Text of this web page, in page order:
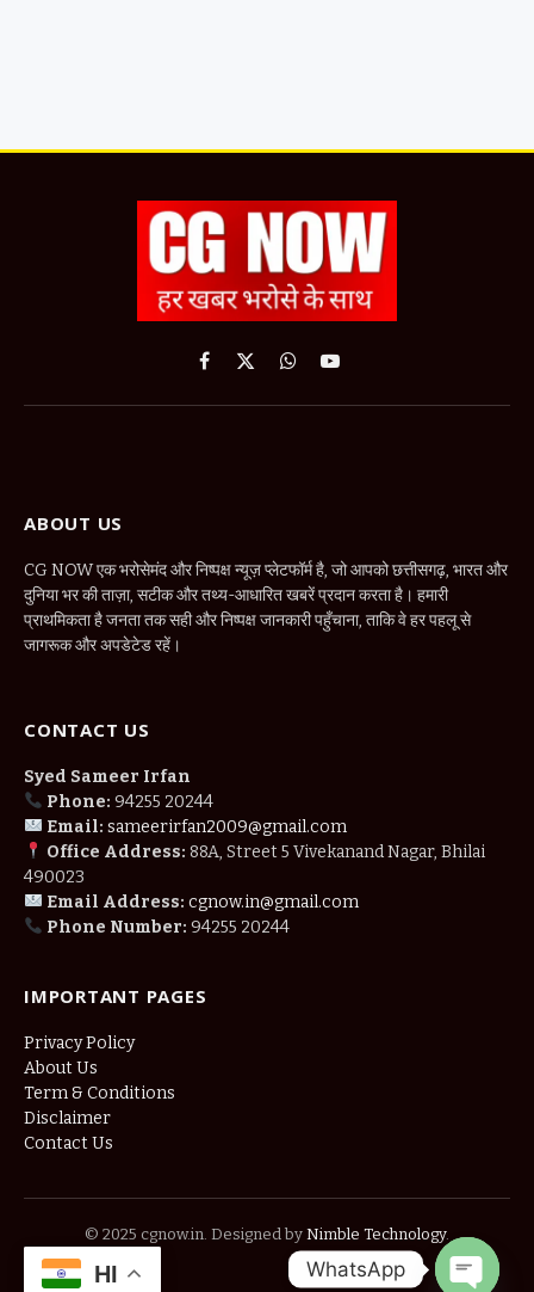
Facebook
X
WhatsApp
YouTube
ABOUT US
CG NOW एक भरोसेमंद और निष्पक्ष न्यूज़ प्लेटफॉर्म है, जो आपको छत्तीसगढ़, भारत और
दुनिया भर की ताज़ा, सटीक और तथ्य-आधारित खबरें प्रदान करता है। हमारी
प्राथमिकता है जनता तक सही और निष्पक्ष जानकारी पहुँचाना, ताकि वे हर पहलू से
जागरूक और अपडेटेड रहें।
CONTACT US
Syed Sameer Irfan
Phone: 94255 20244
Email: sameerirfan2009@gmail.com
Office Address: 88A, Street 5 Vivekanand Nagar, Bhilai
490023
Email Address: cgnow.in@gmail.com
Phone Number: 94255 20244
IMPORTANT PAGES
Privacy Policy
About Us
Term & Conditions
Disclaimer
Contact Us
© 2025 cgnow.in. Designed by Nimble Technology.
HI WhatsApp